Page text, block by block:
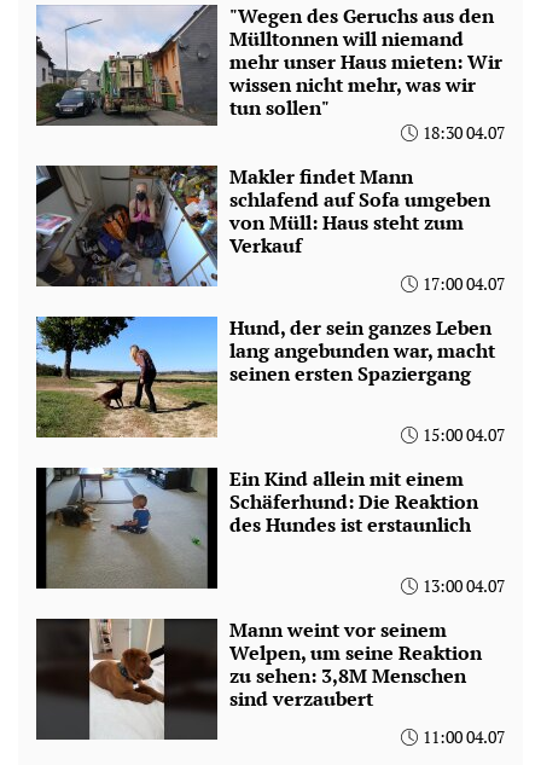
"Wegen des Geruchs aus den
Mülltonnen will niemand
mehr unser Haus mieten: Wir
wissen nicht mehr, was wir
tun sollen"
18:30 04.07
Makler findet Mann
schlafend auf Sofa umgeben
von Müll: Haus steht zum
Verkauf
17:00 04.07
Hund, der sein ganzes Leben
lang angebunden war, macht
seinen ersten Spaziergang
15:00 04.07
Ein Kind allein mit einem
Schäferhund: Die Reaktion
des Hundes ist erstaunlich
13:00 04.07
Mann weint vor seinem
Welpen, um seine Reaktion
zu sehen: 3,8M Menschen
sind verzaubert
11:00 04.07